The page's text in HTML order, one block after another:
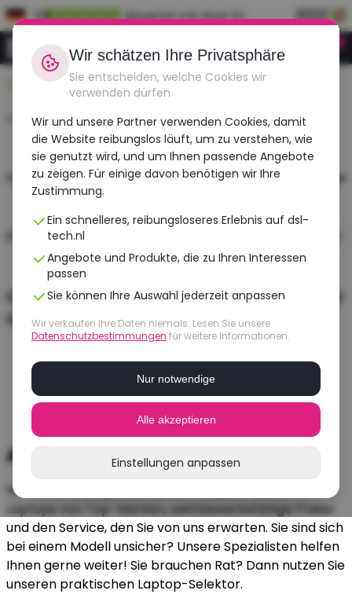
DE Bewertet mit einer 9.1
Anmeldung
Langlebig, erschwinglich, überholt
Startseite›Suchen
Filter
0 Ergebnisse
Er zijn geen producten gevonden passend
bij de door jou gekozen filters ...
Aufgearbeitete Laptops kaufen
Wir haben eine große Auswahl an generalüberholten
Laptops von Top-Marken, wettbewerbsfähige Preise
und den Service, den Sie von uns erwarten. Sie sind sich
bei einem Modell unsicher? Unsere Spezialisten helfen
Ihnen gerne weiter! Sie brauchen Rat? Dann nutzen Sie
unseren praktischen Laptop-Selektor.
Wir schätzen Ihre Privatsphäre
Sie entscheiden, welche Cookies wir
verwenden dürfen
Wir und unsere Partner verwenden Cookies, damit
die Website reibungslos läuft, um zu verstehen, wie
sie genutzt wird, und um Ihnen passende Angebote
zu zeigen. Für einige davon benötigen wir Ihre
Zustimmung.
Ein schnelleres, reibungsloseres Erlebnis auf dsl-
tech.nl
Angebote und Produkte, die zu Ihren Interessen
passen
Sie können Ihre Auswahl jederzeit anpassen
Wir verkaufen Ihre Daten niemals. Lesen Sie unsere
Datenschutzbestimmungen für weitere Informationen.
Nur notwendige
Alle akzeptieren
Einstellungen anpassen